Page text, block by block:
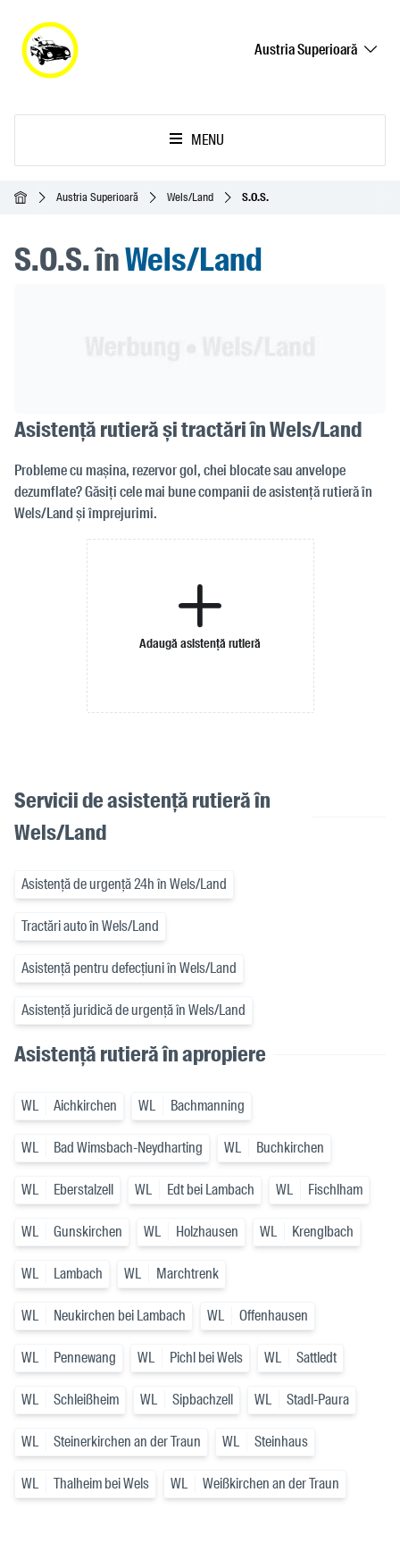
Austria Superioară
MENU
Acasă Austria Superioară Wels/Land S.O.S.
S.O.S. înWels/Land
Asistență rutieră și tractări în Wels/Land
Probleme cu mașina, rezervor gol, chei blocate sau anvelope
dezumflate? Găsiți cele mai bune companii de asistență rutieră în
Wels/Land și împrejurimi.
Adaugă asistență rutieră
Servicii de asistență rutieră în
Wels/Land
Asistență de urgență 24h în Wels/Land
Tractări auto în Wels/Land
Asistență pentru defecțiuni în Wels/Land
Asistență juridică de urgență în Wels/Land
Asistență rutieră în apropiere
WL Aichkirchen WL Bachmanning
WL Bad Wimsbach-Neydharting WL Buchkirchen
WL Eberstalzell WL Edt bei Lambach WL Fischlham
WL Gunskirchen WL Holzhausen WL Krenglbach
WL Lambach WL Marchtrenk
WL Neukirchen bei Lambach WL Offenhausen
WL Pennewang WL Pichl bei Wels WL Sattledt
WL Schleißheim WL Sipbachzell WL Stadl-Paura
WL Steinerkirchen an der Traun WL Steinhaus
WL Thalheim bei Wels WL Weißkirchen an der Traun